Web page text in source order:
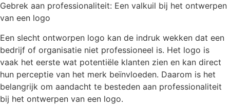
Gebrek aan professionaliteit: Een valkuil bij het ontwerpen
van een logo
Een slecht ontworpen logo kan de indruk wekken dat een
bedrijf of organisatie niet professioneel is. Het logo is
vaak het eerste wat potentiële klanten zien en kan direct
hun perceptie van het merk beïnvloeden. Daarom is het
belangrijk om aandacht te besteden aan professionaliteit
bij het ontwerpen van een logo.